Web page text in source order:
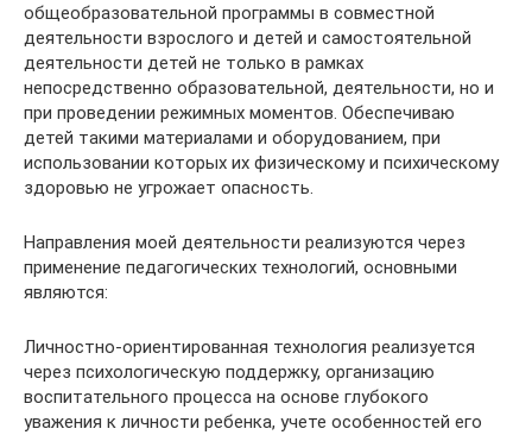
общеобразовательной программы в совместной
деятельности взрослого и детей и самостоятельной
деятельности детей не только в рамках
непосредственно образовательной, деятельности, но и
при проведении режимных моментов. Обеспечиваю
детей такими материалами и оборудованием, при
использовании которых их физическому и психическому
здоровью не угрожает опасность.
Направления моей деятельности реализуются через
применение педагогических технологий, основными
являются:
Личностно-ориентированная технология реализуется
через психологическую поддержку, организацию
воспитательного процесса на основе глубокого
уважения к личности ребенка, учете особенностей его